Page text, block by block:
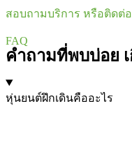
สอบถามบริการ หรือติดต่
FAQ
คำถามที่พบบ่อย
หุ่นยนต์ฝึกเดินคืออะไร